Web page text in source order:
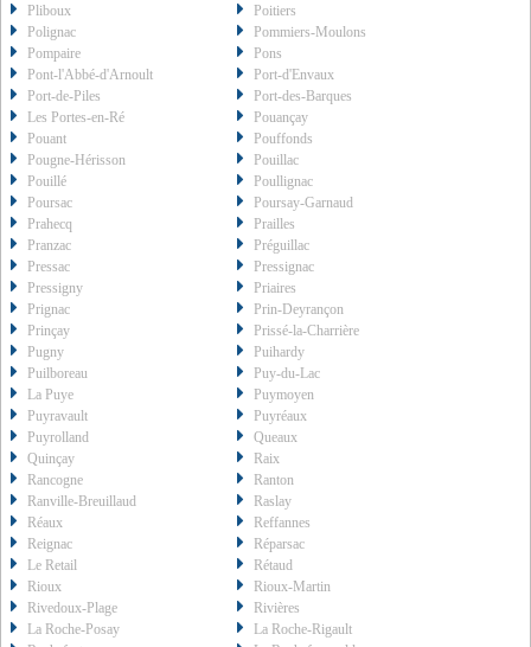
Pliboux
Poitiers
Polignac
Pommiers-Moulons
Pompaire
Pons
Pont-l'Abbé-d'Arnoult
Port-d'Envaux
Port-de-Piles
Port-des-Barques
Les Portes-en-Ré
Pouançay
Pouant
Pouffonds
Pougne-Hérisson
Pouillac
Pouillé
Poullignac
Poursac
Poursay-Garnaud
Prahecq
Prailles
Pranzac
Préguillac
Pressac
Pressignac
Pressigny
Priaires
Prignac
Prin-Deyrançon
Prinçay
Prissé-la-Charrière
Pugny
Puihardy
Puilboreau
Puy-du-Lac
La Puye
Puymoyen
Puyravault
Puyréaux
Puyrolland
Queaux
Quinçay
Raix
Rancogne
Ranton
Ranville-Breuillaud
Raslay
Réaux
Reffannes
Reignac
Réparsac
Le Retail
Rétaud
Rioux
Rioux-Martin
Rivedoux-Plage
Rivières
La Roche-Posay
La Roche-Rigault